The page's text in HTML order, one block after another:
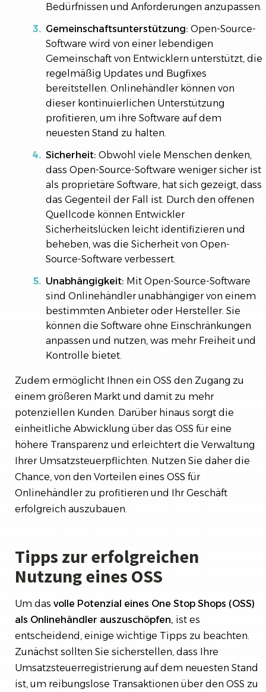
Bedürfnissen und Anforderungen anzupassen.
Gemeinschaftsunterstützung: Open-Source-
Software wird von einer lebendigen
Gemeinschaft von Entwicklern unterstützt, die
regelmäßig Updates und Bugfixes
bereitstellen. Onlinehändler können von
dieser kontinuierlichen Unterstützung
profitieren, um ihre Software auf dem
neuesten Stand zu halten.
Sicherheit: Obwohl viele Menschen denken,
dass Open-Source-Software weniger sicher ist
als proprietäre Software, hat sich gezeigt, dass
das Gegenteil der Fall ist. Durch den offenen
Quellcode können Entwickler
Sicherheitslücken leicht identifizieren und
beheben, was die Sicherheit von Open-
Source-Software verbessert.
Unabhängigkeit: Mit Open-Source-Software
sind Onlinehändler unabhängiger von einem
bestimmten Anbieter oder Hersteller. Sie
können die Software ohne Einschränkungen
anpassen und nutzen, was mehr Freiheit und
Kontrolle bietet.
Zudem ermöglicht Ihnen ein OSS den Zugang zu
einem größeren Markt und damit zu mehr
potenziellen Kunden. Darüber hinaus sorgt die
einheitliche Abwicklung über das OSS für eine
höhere Transparenz und erleichtert die Verwaltung
Ihrer Umsatzsteuerpflichten. Nutzen Sie daher die
Chance, von den Vorteilen eines OSS für
Onlinehändler zu profitieren und Ihr Geschäft
erfolgreich auszubauen.
Tipps zur erfolgreichen
Nutzung eines OSS
Um das volle Potenzial eines One Stop Shops (OSS)
als Onlinehändler auszuschöpfen, ist es
entscheidend, einige wichtige Tipps zu beachten.
Zunächst sollten Sie sicherstellen, dass Ihre
Umsatzsteuerregistrierung auf dem neuesten Stand
ist, um reibungslose Transaktionen über den OSS zu